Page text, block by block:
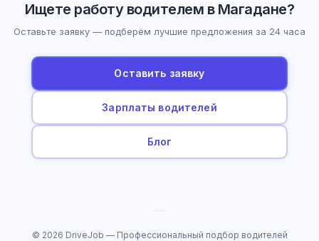
Ищете работу водителем в Магадане?
Оставьте заявку — подберём лучшие предложения за 24 часа
Оставить заявку
Зарплаты водителей
Блог
© 2026 DriveJob — Профессиональный подбор водителей